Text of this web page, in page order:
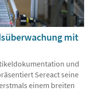
mit
und
Sereact seine
einem breiten